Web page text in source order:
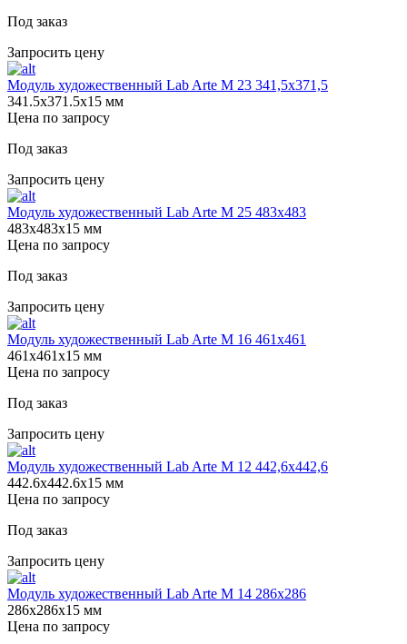
Под заказ
Запросить цену
Модуль художественный Lab Arte М 23 341,5х371,5
341.5х371.5х15 мм
Цена по запросу
Под заказ
Запросить цену
Модуль художественный Lab Arte М 25 483х483
483х483х15 мм
Цена по запросу
Под заказ
Запросить цену
Модуль художественный Lab Arte М 16 461х461
461х461х15 мм
Цена по запросу
Под заказ
Запросить цену
Модуль художественный Lab Arte М 12 442,6х442,6
442.6х442.6х15 мм
Цена по запросу
Под заказ
Запросить цену
Модуль художественный Lab Arte М 14 286х286
286х286х15 мм
Цена по запросу